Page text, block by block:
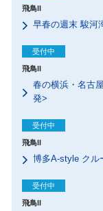
飛鳥II
早春の週末 駿河
飛鳥II
受付中
春の横浜・名古
発>
飛鳥II
受付中
博多A-style クル
飛鳥II
受付中